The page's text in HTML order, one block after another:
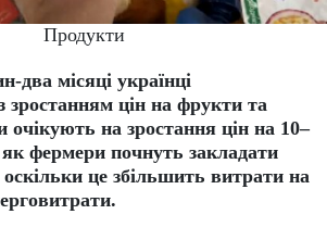
Продукти
два місяці українці
зростанням цін на фрукти та
очікують на зростання цін на 10–
як фермери почнуть закладати
це збільшить витрати на